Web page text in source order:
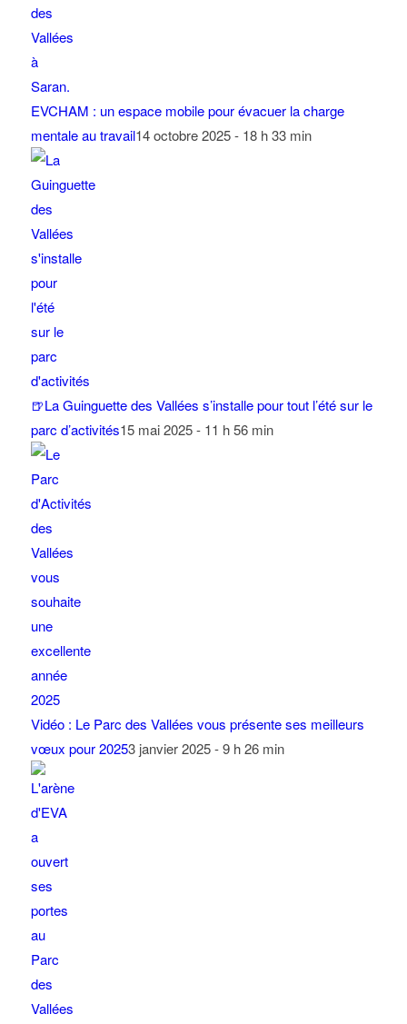
EVCHAM : un espace mobile pour évacuer la charge
mentale au travail14 octobre 2025 - 18 h 33 min
🍺La Guinguette des Vallées s’installe pour tout l’été sur le
parc d’activités15 mai 2025 - 11 h 56 min
Vidéo : Le Parc des Vallées vous présente ses meilleurs
vœux pour 20253 janvier 2025 - 9 h 26 min